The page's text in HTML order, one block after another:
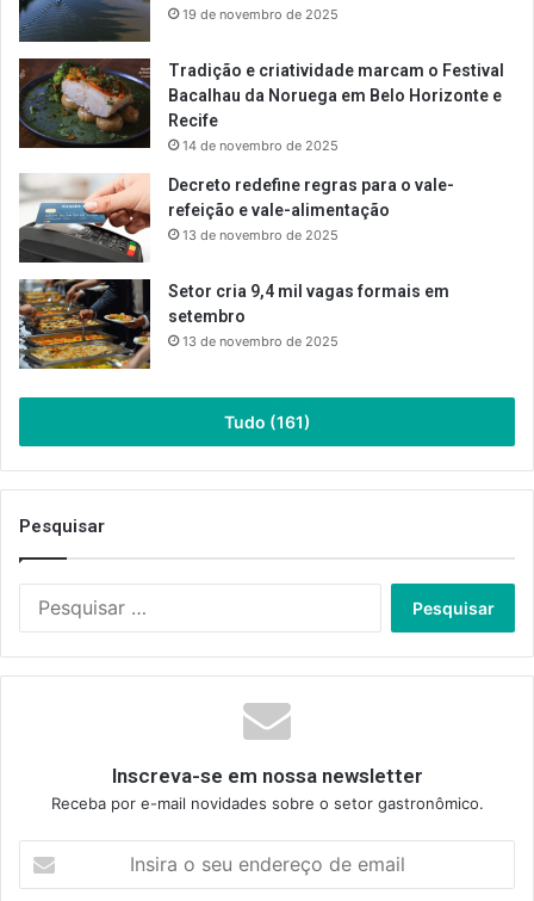
19 de novembro de 2025
Tradição e criatividade marcam o Festival
Bacalhau da Noruega em Belo Horizonte e
Recife
14 de novembro de 2025
Decreto redefine regras para o vale-
refeição e vale-alimentação
13 de novembro de 2025
Setor cria 9,4 mil vagas formais em
setembro
13 de novembro de 2025
Tudo (161)
Pesquisar
Inscreva-se em nossa newsletter
Receba por e-mail novidades sobre o setor gastronômico.